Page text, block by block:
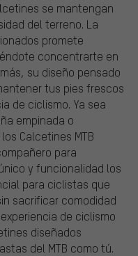
se mantengan
del terreno. La
promete
concentrarte en
su diseño pensado
tus pies frescos
de ciclismo. Ya sea
empinada o
Calcetines MTB
para
y funcionalidad los
para ciclistas que
sacrificar comodidad
de ciclismo
diseñados
del MTB como tú.